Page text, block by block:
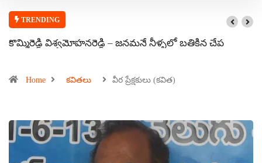
TRENDING
కొమ్మిరెడ్డి విశ్వమోహనరెడ్డి – జనమనే నీళ్ళలో బతికిన చేప
Home కవితలు వీర ప్రేక్షకులు (కవిత)